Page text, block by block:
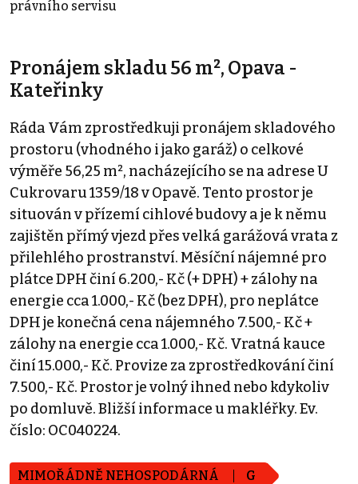
právního servisu
Pronájem skladu 56 m², Opava -
Kateřinky
Ráda Vám zprostředkuji pronájem skladového
prostoru (vhodného i jako garáž) o celkové
výměře 56,25 m², nacházejícího se na adrese U
Cukrovaru 1359/18 v Opavě. Tento prostor je
situován v přízemí cihlové budovy a je k němu
zajištěn přímý vjezd přes velká garážová vrata z
přilehlého prostranství. Měsíční nájemné pro
plátce DPH činí 6.200,- Kč (+ DPH) + zálohy na
energie cca 1.000,- Kč (bez DPH), pro neplátce
DPH je konečná cena nájemného 7.500,- Kč +
zálohy na energie cca 1.000,- Kč. Vratná kauce
činí 15.000,- Kč. Provize za zprostředkování činí
7.500,- Kč. Prostor je volný ihned nebo kdykoliv
po domluvě. Bližší informace u makléřky. Ev.
číslo: OC040224.
MIMOŘÁDNĚ NEHOSPODÁRNÁ G